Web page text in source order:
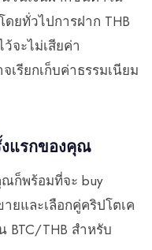
ยทั่วไปการฝาก THB
จะไม่เสียค่า
รียกเก็บค่าธรรมเนียม
แรกของคุณ
ก็พร้อมที่จะ buy
ยและเลือกคู่คริปโตเค
BTC/THB สำหรับ